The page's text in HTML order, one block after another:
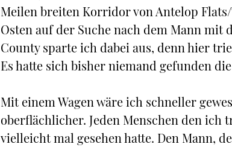
Meilen breiten Korridor von Antelop
Osten auf der Suche nach dem Mann mit
County sparte ich dabei aus, denn hier
Es hatte sich bisher niemand gefunden
Mit einem Wagen wäre ich schneller
oberflächlicher. Jeden Menschen den ich
vielleicht mal gesehen hatte. Den Mann,